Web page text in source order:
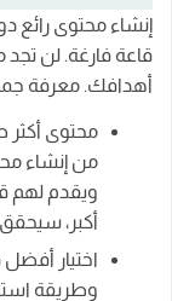
إنشاء محتوى رائع
قاعة فارغة. لن
أهدافك. معرفة
محتوى أكثر
من إنشاء
ويقدم لهم
أكبر،
اختيار
وطريقة